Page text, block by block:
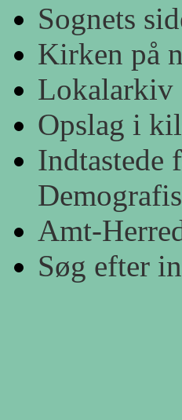
Sognets
Kirken på
Lokalarkiv
Opslag i
Indtastede
Amt-
Søg efter